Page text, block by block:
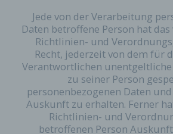
Jede von der Verarbeitung
Daten betroffene Person hat
Richtlinien- und
Recht, jederzeit von dem für
Verantwortlichen
zu seiner Person
personenbezogenen Daten
Auskunft zu erhalten. Ferner
Richtlinien- und
betroffenen Person
Die Internetseite erfasst mit
Internetseite durch eine
automatisiertes System
allgemeinen Daten und
allgemeinen Daten und
den Logfiles des Servers
werden können die (1)
und Versionen, (2) das vom
verwendete Betriebssystem, (3)
von welcher ein zugreifendes
Internetseite gelangt (sogenannte